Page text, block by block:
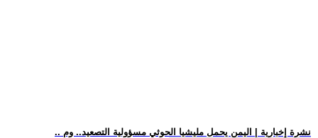
.. نشرة إخبارية | اليمن يحمل مليشيا الحوثي مسؤولية التصعيد.. وم